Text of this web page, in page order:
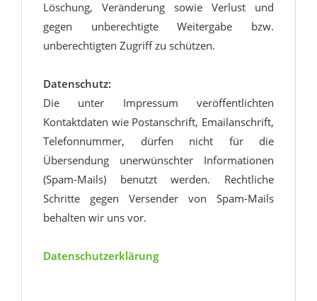
Löschung, Veränderung sowie Verlust und
gegen unberechtigte Weitergabe bzw.
unberechtigten Zugriff zu schützen.
Datenschutz:
Die unter Impressum veröffentlichten
Kontaktdaten wie Postanschrift, Emailanschrift,
Telefonnummer, dürfen nicht für die
Übersendung unerwünschter Informationen
(Spam-Mails) benutzt werden. Rechtliche
Schritte gegen Versender von Spam-Mails
behalten wir uns vor.
Datenschutzerklärung